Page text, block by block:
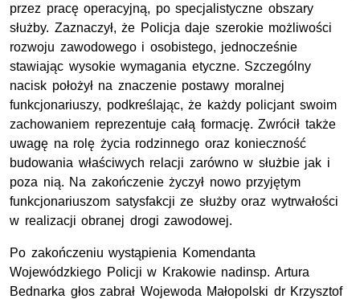
przez pracę operacyjną, po specjalistyczne obszary
służby. Zaznaczył, że Policja daje szerokie możliwości
rozwoju zawodowego i osobistego, jednocześnie
stawiając wysokie wymagania etyczne. Szczególny
nacisk położył na znaczenie postawy moralnej
funkcjonariuszy, podkreślając, że każdy policjant swoim
zachowaniem reprezentuje całą formację. Zwrócił także
uwagę na rolę życia rodzinnego oraz konieczność
budowania właściwych relacji zarówno w służbie jak i
poza nią. Na zakończenie życzył nowo przyjętym
funkcjonariuszom satysfakcji ze służby oraz wytrwałości
w realizacji obranej drogi zawodowej.
Po zakończeniu wystąpienia Komendanta
Wojewódzkiego Policji w Krakowie nadinsp. Artura
Bednarka głos zabrał Wojewoda Małopolski dr Krzysztof